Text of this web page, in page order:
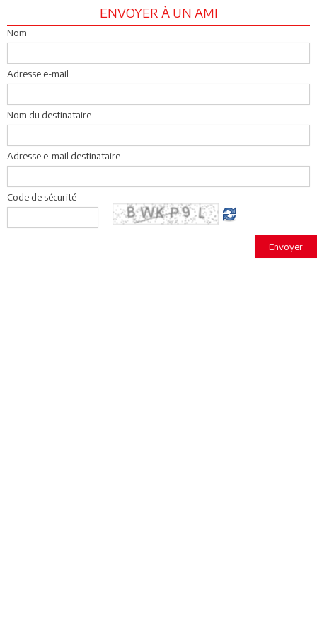
ENVOYER À UN AMI
Nom
Adresse e-mail
Nom du destinataire
Adresse e-mail destinataire
Code de sécurité
Envoyer